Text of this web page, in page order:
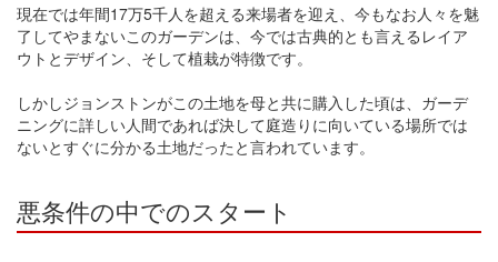
現在では年間17万5千人を超える来場者を迎え、今もなお人々を魅
了してやまないこのガーデンは、今では古典的とも言えるレイア
ウトとデザイン、そして植栽が特徴です。
しかしジョンストンがこの土地を母と共に購入した頃は、ガーデ
ニングに詳しい人間であれば決して庭造りに向いている場所では
ないとすぐに分かる土地だったと言われています。
悪条件の中でのスタート